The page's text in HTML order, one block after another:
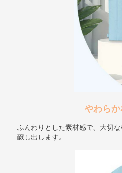
やわら
ふんわりとした素材感で、大切
醸し出します。